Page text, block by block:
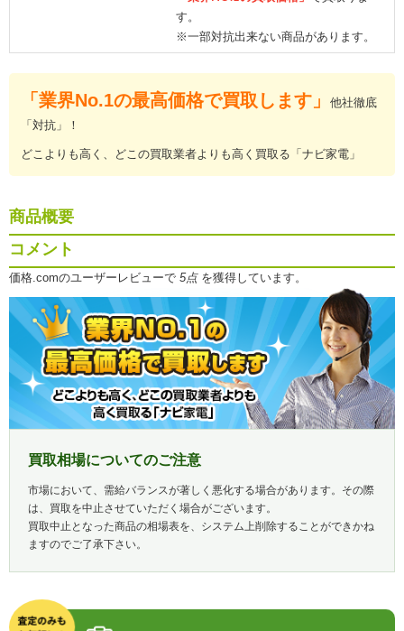
す。
※一部対抗出来ない商品があります。
「業界No.1の最高価格で買取します」
他社徹底
「対抗」！
どこよりも高く、どこの買取業者よりも高く買取る「ナビ家電」
商品概要
コメント
価格.comのユーザーレビューで 5点を獲得しています。
買取相場についてのご注意
市場において、需給バランスが著しく悪化する場合があります。その際
は、買取を中止させていただく場合がございます。
買取中止となった商品の相場表を、システム上削除することができかね
ますのでご了承下さい。